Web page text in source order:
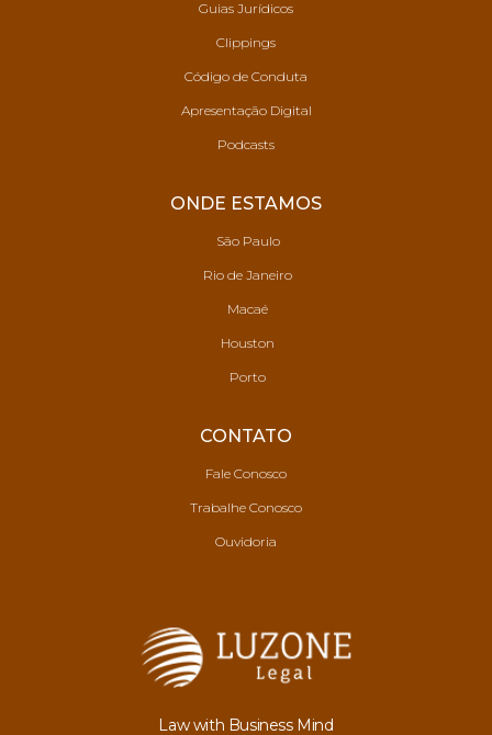
Guias Jurídicos
Clippings
Código de Conduta
Apresentação Digital
Podcasts
ONDE ESTAMOS
São Paulo
Rio de Janeiro
Macaé
Houston
Porto
CONTATO
Fale Conosco
Trabalhe Conosco
Ouvidoria
Law with Business Mind